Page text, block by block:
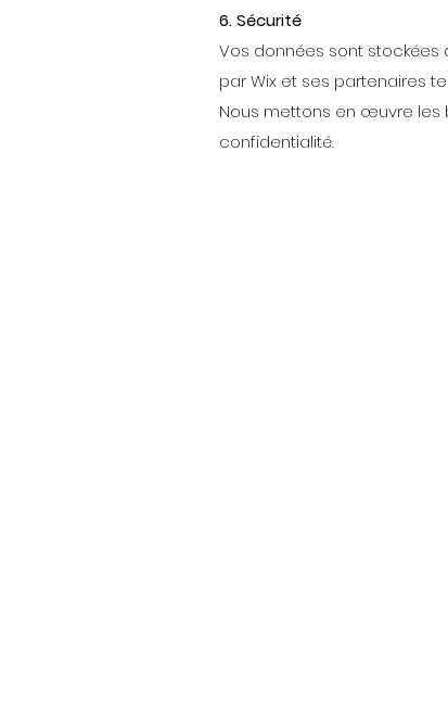
6. Sécurité
Vos données sont stockées
par Wix et ses partenaires
Nous mettons en œuvre les
confidentialité.